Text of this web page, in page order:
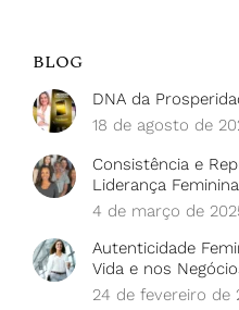
BLOG
DNA da
18 de agosto de
Consistência e
Liderança Feminina
4 de março de
Autenticidade
Vida e nos
24 de fevereiro de